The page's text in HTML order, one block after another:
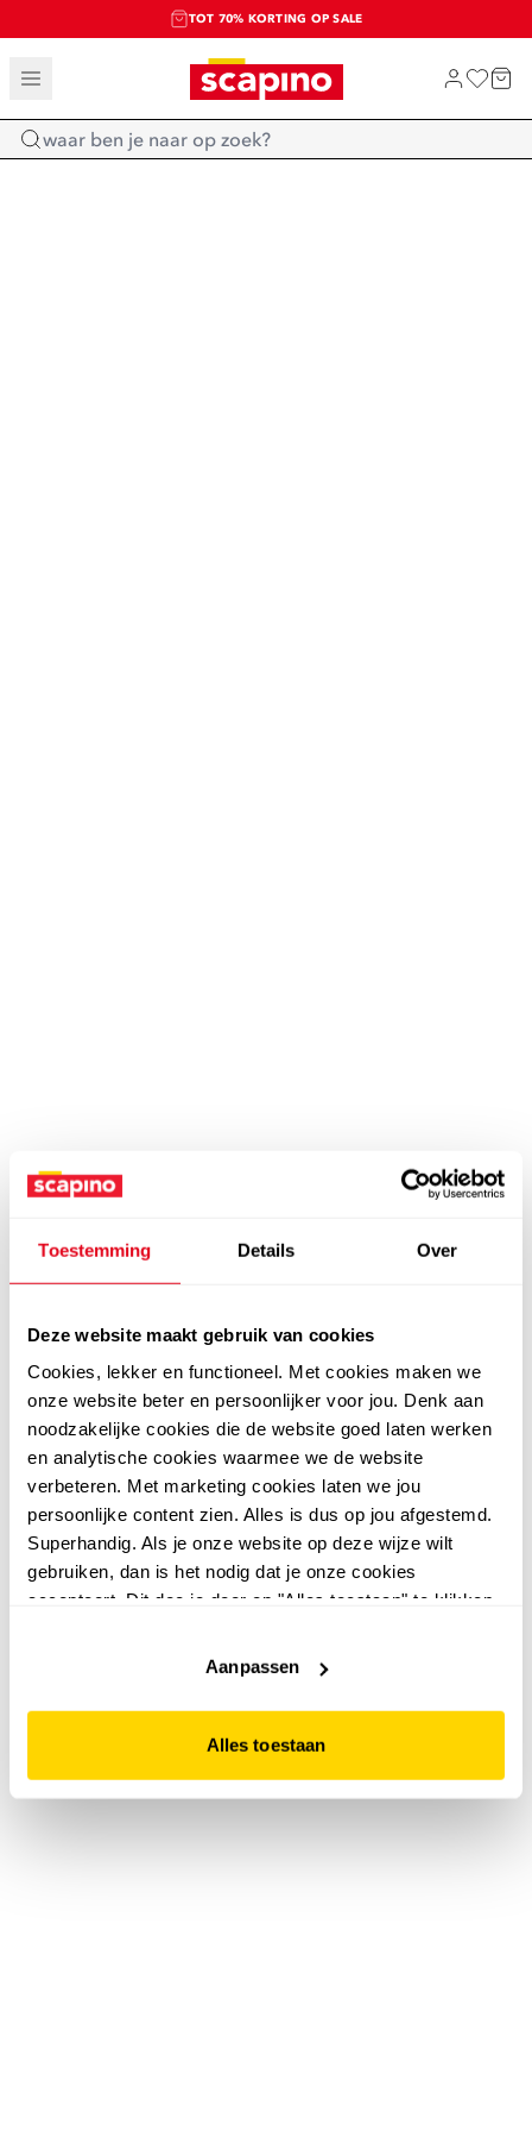
Toestemming Details Over
Deze website maakt gebruik van cookies
Cookies, lekker en functioneel. Met cookies maken we
onze website beter en persoonlijker voor jou. Denk aan
noodzakelijke cookies die de website goed laten werken
en analytische cookies waarmee we de website
verbeteren. Met marketing cookies laten we jou
persoonlijke content zien. Alles is dus op jou afgestemd.
Superhandig. Als je onze website op deze wijze wilt
gebruiken, dan is het nodig dat je onze cookies
accepteert. Dit doe je door op "Alles toestaan" te klikken.
website niet optimaal functioneert.
Aanpassen
Alles toestaan
TOT 70% KORTING OP SALE
SALE: LAATSTE KANS!
SHOP NIEUW
Home